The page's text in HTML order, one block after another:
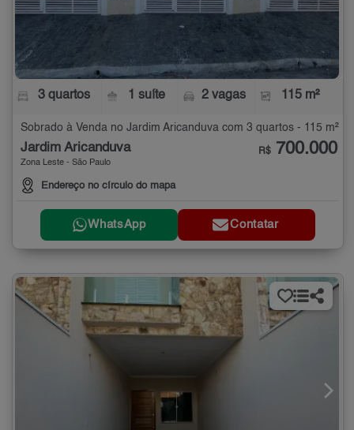
3 quartos 1 suíte 2 vagas 115 m²
Sobrado à Venda no Jardim Aricanduva com 3 quartos - 115 m²
Jardim Aricanduva
Zona Leste - São Paulo
Endereço no círculo do mapa
R$ 700.000
WhatsApp Contatar